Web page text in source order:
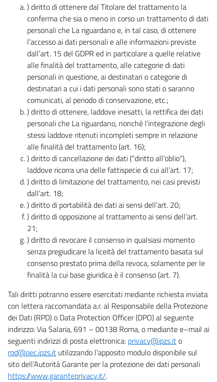
) diritto di ottenere dal Titolare del trattamento la
conferma che sia o meno in corso un trattamento di dati
personali che La riguardano e, in tal caso, di ottenere
l’accesso ai dati personali e alle informazioni previste
dall’art. 15 del GDPR ed in particolare a quelle relative
alle finalità del trattamento, alle categorie di dati
personali in questione, ai destinatari o categorie di
destinatari a cui i dati personali sono stati o saranno
comunicati, al periodo di conservazione, etc.;
) diritto di ottenere, laddove inesatti, la rettifica dei dati
personali che La riguardano, nonché l’integrazione degli
stessi laddove ritenuti incompleti sempre in relazione
alle finalità del trattamento (art. 16);
) diritto di cancellazione dei dati ("diritto all’oblio"),
laddove ricorra una delle fattispecie di cui all’art. 17;
) diritto di limitazione del trattamento, nei casi previsti
dall’art. 18;
) diritto di portabilità dei dati ai sensi dell’art. 20;
) diritto di opposizione al trattamento ai sensi dell’art.
21;
) diritto di revocare il consenso in qualsiasi momento
senza pregiudicare la liceità del trattamento basata sul
consenso prestato prima della revoca, solamente per le
finalità la cui base giuridica è il consenso (art. 7).
Tali diritti potranno essere esercitati mediante richiesta inviata
con lettera raccomandata a.r. al Responsabile della Protezione
dei Dati (RPD) o Data Protection Officer (DPO) al seguente
indirizzo: Via Salaria, 691 – 00138 Roma, o mediante e–mail ai
seguenti indirizzi di posta elettronica: privacy@ipzs.ito
rpd@pec.ipzs.it utilizzando l’apposito modulo disponibile sul
sito dell’Autorità Garante per la protezione dei dati personali
https://www.garanteprivacy.it/.